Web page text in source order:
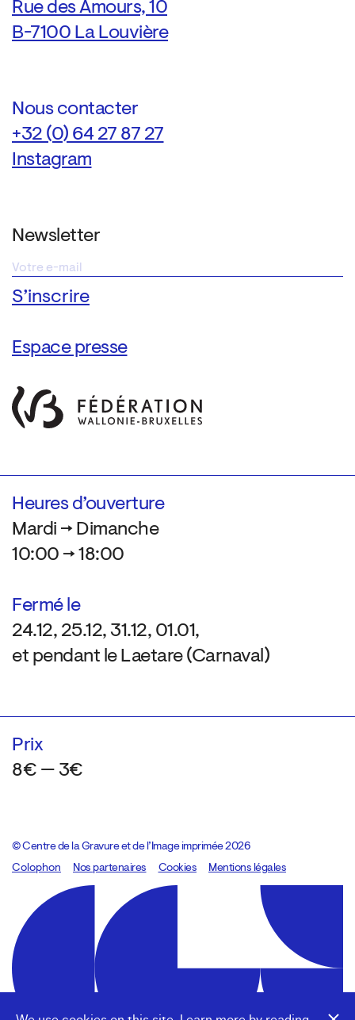
Rue des Amours, 10
B-7100 La Louvière
Nous contacter
+32 (0) 64 27 87 27
Instagram
Newsletter
Espace presse
Heures d’ouverture
Mardi → Dimanche
10:00 → 18:00
Fermé le
24.12, 25.12, 31.12, 01.01,
et pendant le Laetare (Carnaval)
Prix
8€ — 3€
© Centre de la Gravure et de l’Image imprimée 2026
Colophon
Design:Marcel Kaczmarek, code:8080.studio
Nos partenaires Cookies Mentions légales